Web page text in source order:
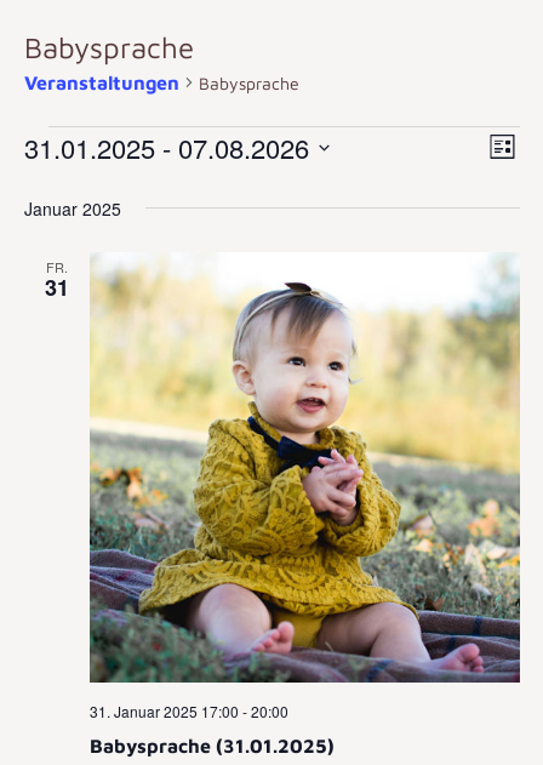
Babysprache
Veranstaltungen Babysprache
Liste
31.01.2025 - 07.08.2026
Januar 2025
FR.
31
Babysprache (31.01.2025)
31. Januar 2025 17:00 -20:00